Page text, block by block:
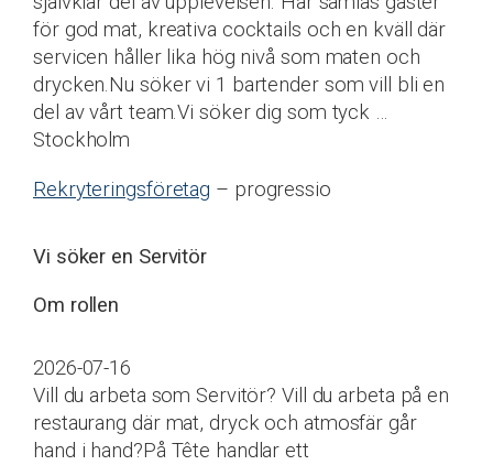
för god mat, kreativa cocktails och en kväll där
servicen håller lika hög nivå som maten och
drycken.Nu söker vi 1 bartender som vill bli en
del av vårt team.Vi söker dig som tyck …
Stockholm
Rekryteringsföretag – progressio
Vi söker en Servitör
Om rollen
2026-07-16
Vill du arbeta som Servitör? Vill du arbeta på en
restaurang där mat, dryck och atmosfär går
hand i hand?På Tête handlar ett